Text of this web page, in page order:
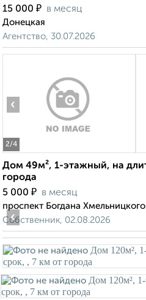
15 000 ₽ в месяц
Донецкая
Агентство, 30.07.2026
2/4
‹
Дом 49м², 1-этажный, на
города
5 000 ₽ в месяц
проспект Богдана Хмельницкого
Собственник, 02.08.2026
‹